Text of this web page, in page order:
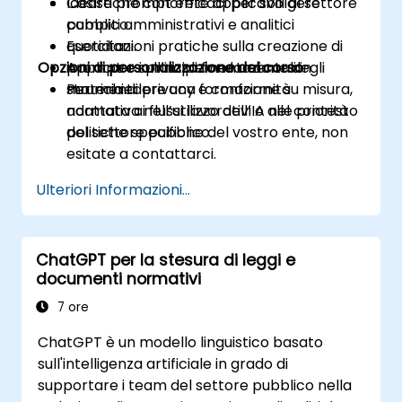
compiti amministrativi e analitici
quotidiani.
Applicare i principi fondamentali in
materia di privacy e conformità
normativa nell’utilizzo dell’IA nel contesto
del settore pubblico.
pubblico.
Esercitazioni pratiche sulla creazione di
prompt e sull’implementazione degli
strumenti.
Opzioni di personalizzazione del corso
Per richiedere una formazione su misura,
adattata ai flussi lavorativi o alle priorità
politiche specifiche del vostro ente, non
esitate a contattarci.
Ulteriori Informazioni...
ChatGPT per la stesura di leggi e
documenti normativi
7 ore
ChatGPT è un modello linguistico basato
sull'intelligenza artificiale in grado di
supportare i team del settore pubblico nella